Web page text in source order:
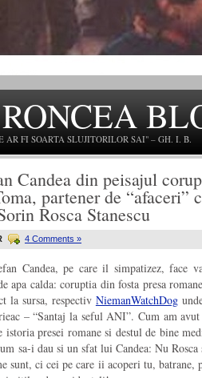
AR FI SOARTA SLUJITORILOR SAI" – GH. I. B.
Candea din peisajul
partener de
Rosca Stanescu
4 Comments »
Candea, pe care il simpatizez, face
apa calda: coruptia din fosta presa
la sursa, respectiv NiemanWatchDog
– “Santaj la seful ANI”. Cum am
istoria presei romane si destul de bine
sa-i dau si un sfat lui Candea: Nu
sunt, ci cei pe care ii acoperi tu,